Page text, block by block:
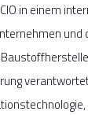
in einem
und